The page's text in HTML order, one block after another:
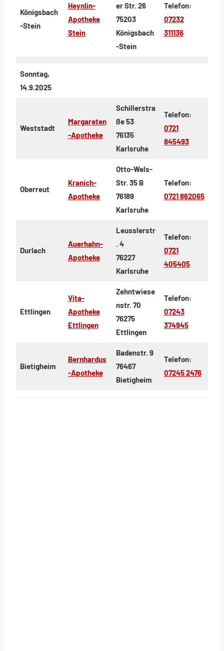
Königsbach
-Stein
Heynlin-
Apotheke
Stein
er Str. 26
75203
Königsbach
-Stein
Telefon:
07232
311136
Sonntag,
14.9.2025
Weststadt
Margareten
-Apotheke
Schillerstra
ße 53
76135
Karlsruhe
Telefon:
0721
845493
Oberreut
Kranich-
Apotheke
Otto-Wels-
Str. 35 B
76189
Karlsruhe
Telefon:
0721 862065
Durlach
Auerhahn-
Apotheke
Leusslerstr
. 4
76227
Karlsruhe
Telefon:
0721
405405
Ettlingen
Vita-
Apotheke
Ettlingen
Zehntwiese
nstr. 70
76275
Ettlingen
Telefon:
07243
374945
Bietigheim
Bernhardus
-Apotheke
Badenstr. 9
76467
Bietigheim
Telefon:
07245 2476